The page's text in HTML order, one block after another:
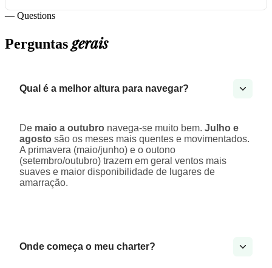
— Questions
Perguntasgerais
Qual é a melhor altura para navegar?
De maio a outubro navega-se muito bem. Julho e
agosto são os meses mais quentes e movimentados.
A primavera (maio/junho) e o outono
(setembro/outubro) trazem em geral ventos mais
suaves e maior disponibilidade de lugares de
amarração.
Onde começa o meu charter?